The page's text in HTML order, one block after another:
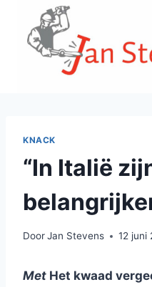
Doorgaan
inhoud
KNACK
“In Italië
DoorJan Stevens 12 juni
Met Het kwaad